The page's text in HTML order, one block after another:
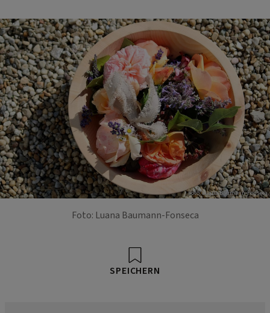
Foto: Luana Baumann-Fonseca
Foto: Luana Baumann-Fonseca
SPEICHERN